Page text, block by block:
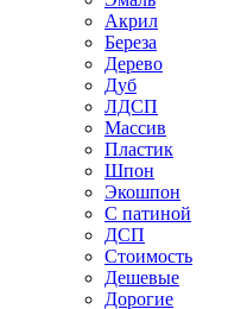
Акрил
Береза
Дерево
Дуб
ЛДСП
Массив
Пластик
Шпон
Экошпон
С патиной
ДСП
Стоимость
Дешевые
Дорогие